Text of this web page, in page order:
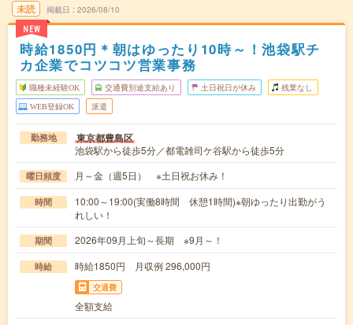
未読
NEW
掲載日 2026/08/10
時給1850円＊朝はゆったり10時～！池袋駅チ
カ企業でコツコツ営業事務
職種未経験OK 交通費別途支給あり 土日祝日が休み 残業なし
WEB登録OK 派遣
勤務地 東京都豊島区
池袋駅から徒歩5分／都電雑司ケ谷駅から徒歩5分
曜日頻度 月～金（週5日） ※土日祝お休み！
時間
10:00～19:00(実働8時間 休憩1時間)※朝ゆったり出勤がう
れしい！
期間 2026年09月上旬～長期 ※9月～！
時給 時給1850円 月収例 296,000円
交通費
全額支給